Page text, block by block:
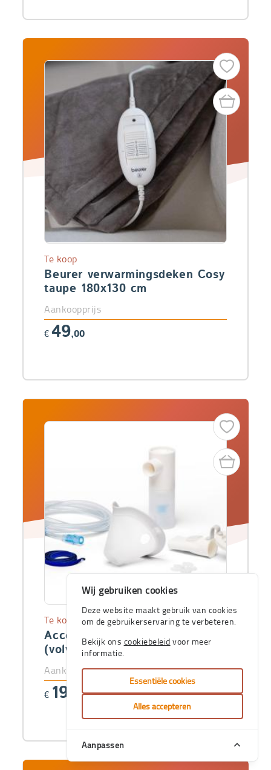
Beurer verwarmingsdeken Cosy
taupe 180x130 cm
Te koop
Aankoopprijs
€ 49,00
Accessoireset voor Omron C28
(volw.)
Te koop
Aankoopprijs
€ 19 ,00
Wij gebruiken cookies
Deze website maakt gebruik van cookies
om de gebruikerservaring te verbeteren.
Bekijk ons cookiebeleid voor meer
informatie.
Essentiële cookies
Alles accepteren
Aanpassen